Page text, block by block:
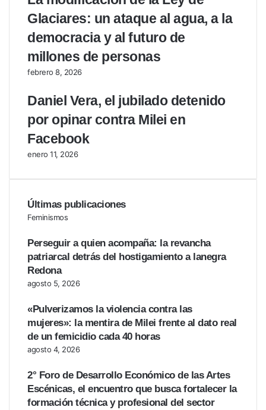
Glaciares: un ataque al agua, a la
democracia y al futuro de
millones de personas
febrero 8, 2026
Daniel Vera, el jubilado detenido
por opinar contra Milei en
Facebook
enero 11, 2026
Últimas publicaciones
Feminismos
Perseguir a quien acompaña: la revancha
patriarcal detrás del hostigamiento a lanegra
Redona
agosto 5, 2026
«Pulverizamos la violencia contra las
mujeres»: la mentira de Milei frente al dato real
de un femicidio cada 40 horas
agosto 4, 2026
2° Foro de Desarrollo Económico de las Artes
Escénicas, el encuentro que busca fortalecer la
formación técnica y profesional del sector